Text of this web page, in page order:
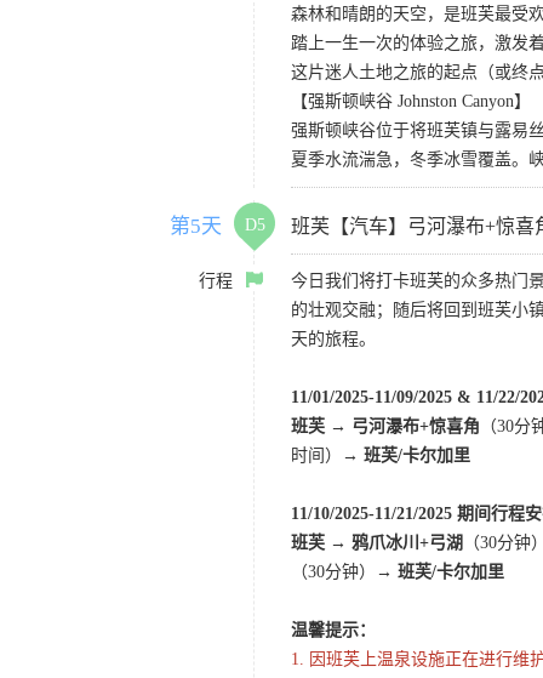
森林和晴朗的天空，是班芙最受
踏上一生一次的体验之旅，激发
这片迷人土地之旅的起点（或终
【强斯顿峡谷 Johnston Canyon】
强斯顿峡谷位于将班芙镇与露易
夏季水流湍急，冬季冰雪覆盖。
第5天 D5 班芙【汽车】弓河瀑布+惊
行程
今日我们将打卡班芙的众多热门
的壮观交融；随后将回到班芙小
天的旅程。
11/01/2025-11/09/2025 & 11/22/
班芙 → 弓河瀑布+惊喜角 （30
时间）→ 班芙/卡尔加里
11/10/2025-11/21/2025 期间行程
班芙 → 鸦爪冰川+弓湖
（30分钟
（30分钟）→ 班芙/卡尔加里
温馨提示：
1. 因班芙上温泉设施正在进行维